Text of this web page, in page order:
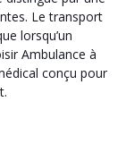
Le transport
lorsqu’un
Ambulance à
conçu pour